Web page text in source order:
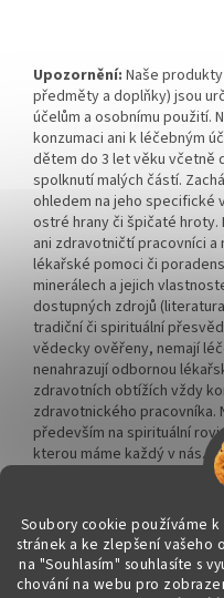
Soubory cookie používáme
stránek a ke zlepšení vašeho
na "Souhlasím" souhlasíte s
chování na webu pro
Upozornění: Naše
předměty a doplňky) jsou
účelům a osobnímu použití.
konzumaci ani k léčebným
dětem do 3 let věku včetně
spolknutí malých částí.
ohledem na jeho specifické
ostré hrany či špičaté hroty.
ani zdravotničtí pracovníci
lékařské pomoci či
minerálech a jejich
dostupných zdrojů
tradiční či spirituální
vědecky ověřeny, nemají
nenahrazují odbornou
zdravotních obtížích vždy
zdravotnického pracovníka.
především na spirituální
kterou máme každý v nás.